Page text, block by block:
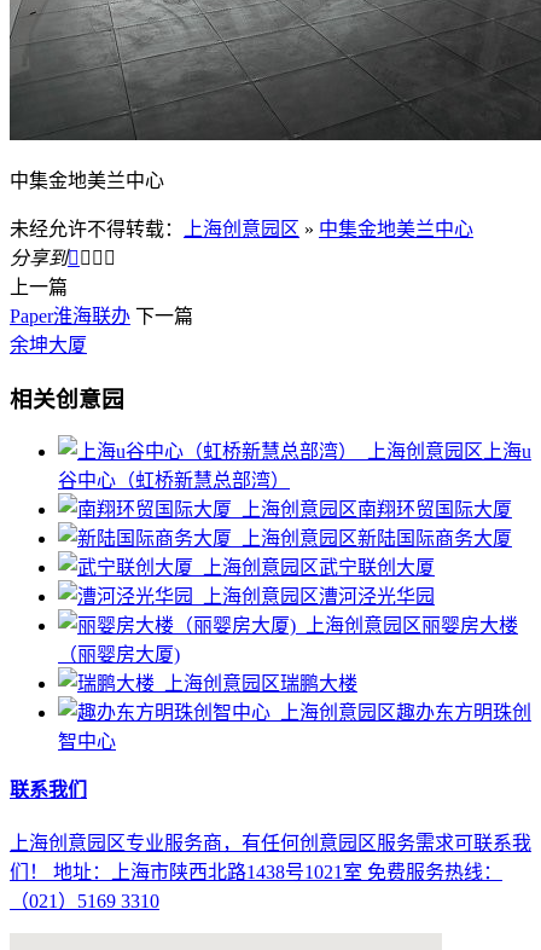
中集金地美兰中心
未经允许不得转载： 上海创意园区 » 中集金地美兰中心
分享到   
上一篇
Paper淮海联办 下一篇
余坤大厦
相关创意园
上海u
谷中心（虹桥新慧总部湾）
南翔环贸国际大厦
新陆国际商务大厦
武宁联创大厦
漕河泾光华园
丽婴房大楼
（丽婴房大厦)
瑞鹏大楼
趣办东方明珠创
智中心
联系我们
上海创意园区专业服务商，有任何创意园区服务需求可联系我
们！ 地址：上海市陕西北路1438号1021室 免费服务热线：
（021）5169 3310